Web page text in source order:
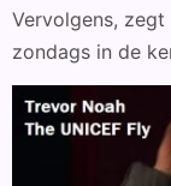
Vervolgens, zegt
zondags in de